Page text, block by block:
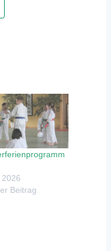
2026
Beitrag